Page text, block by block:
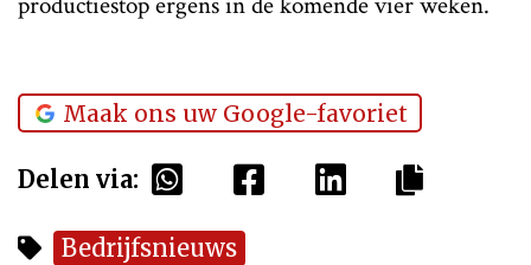
Maak ons uw Google-favoriet
Delen via:
Bedrijfsnieuws